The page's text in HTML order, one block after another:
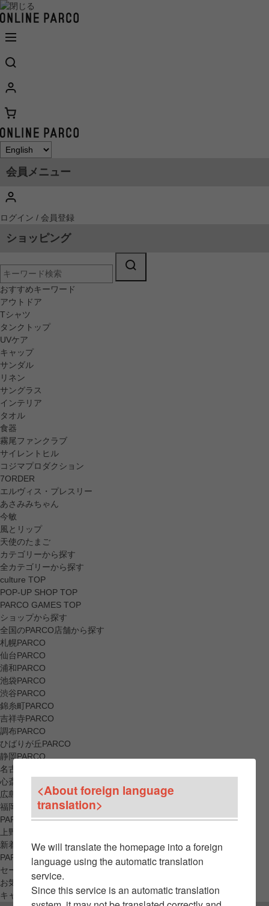
会員メニュー
ログイン / 会員登録
ショッピング
おすすめキーワード
アウトドア
Tシャツ
タンクトップ
UVケア
キャップ
サンダル
リネン
サングラス
インテリア
タオル
食器
霧尾ファンクラブ
サイレントヒル
コジマプロダクション
7ORDER
エルヴィス・プレスリー
あさみみちゃん
今敏
風とリップ
天使のたまご
カテゴリーから探す
全カテゴリーから探す
culture TOP
POP-UP SHOP TOP
PARCO GAMES TOP
ショップから探す
全国のPARCO店舗から探す
札幌PARCO
仙台PARCO
浦和PARCO
池袋PARCO
渋谷PARCO
錦糸町PARCO
吉祥寺PARCO
調布PARCO
ひばりが丘PARCO
静岡PARCO
名古屋PARCO
心斎橋PARCO
広島PARCO
福岡PARCO
PARCO_ya
上野
新着アイテムから探す
PARCO限定アイテムから探す
セールアイテムから探す
お気に入りから探す
キャンペーン/クーポン対象から探す
<About foreign language
translation>
We will translate the homepage into a foreign
language using the automatic translation
service.
Since this service is an automatic translation